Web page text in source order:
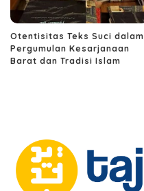
Otentisitas Teks Suci dalam
Pergumulan Kesarjanaan
Barat dan Tradisi Islam